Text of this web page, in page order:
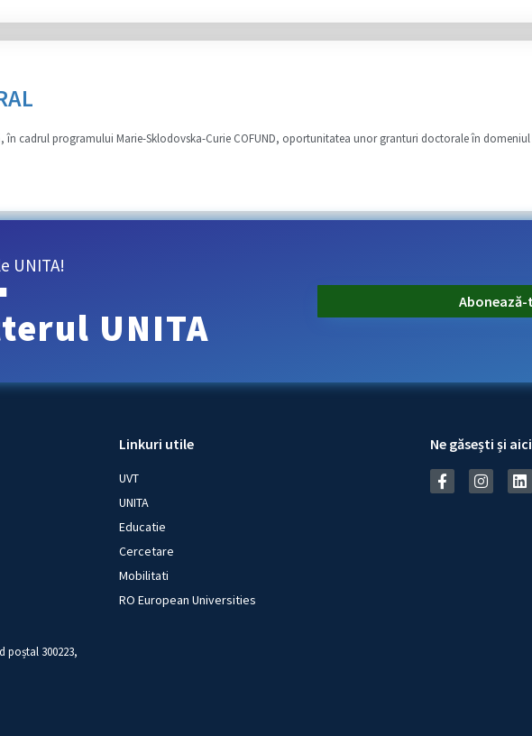
în cadrul programului Marie-Sklodovska-Curie COFUND, oportunitatea unor granturi doctorale în
UNITA!
UNITA
poștal 300223,
Linkuri utile
UVT
UNITA
Educatie
Cercetare
Mobilitati
RO European Universities
Ne găsești și